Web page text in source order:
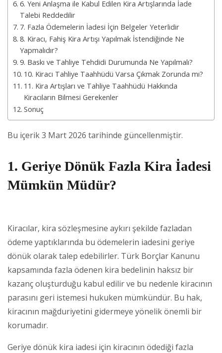
6. Yeni Anlaşma ile Kabul Edilen Kira Artışlarında İade
Talebi Reddedilir
7. Fazla Ödemelerin İadesi İçin Belgeler Yeterlidir
8. Kiracı, Fahiş Kira Artışı Yapılmak İstendiğinde Ne
Yapmalıdır?
9. Baskı ve Tahliye Tehdidi Durumunda Ne Yapılmalı?
10. Kiracı Tahliye Taahhüdü Varsa Çıkmak Zorunda mı?
11. Kira Artışları ve Tahliye Taahhüdü Hakkında
Kiracıların Bilmesi Gerekenler
Sonuç
Bu içerik 3 Mart 2026 tarihinde güncellenmiştir.
1. Geriye Dönük Fazla Kira İadesi
Mümkün Müdür?
Kiracılar, kira sözleşmesine aykırı şekilde fazladan
ödeme yaptıklarında bu ödemelerin iadesini geriye
dönük olarak talep edebilirler. Türk Borçlar Kanunu
kapsamında fazla ödenen kira bedelinin haksız bir
kazanç oluşturduğu kabul edilir ve bu nedenle kiracının
parasını geri istemesi hukuken mümkündür. Bu hak,
kiracının mağduriyetini gidermeye yönelik önemli bir
korumadır.
Geriye dönük kira iadesi için kiracının ödediği fazla